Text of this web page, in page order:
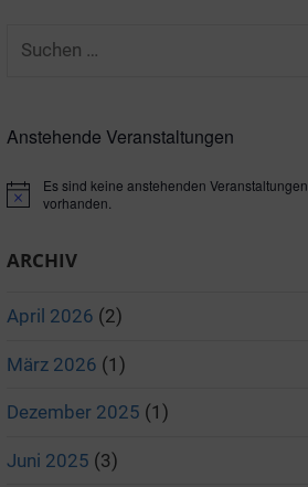
Suchen
Anstehende Veranstaltungen
Hinweis
Es sind keine anstehenden Veranstaltungen
vorhanden.
ARCHIV
April 2026 (2)
März 2026 (1)
Dezember 2025 (1)
Juni 2025 (3)